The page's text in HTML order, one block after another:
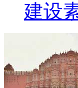
建设